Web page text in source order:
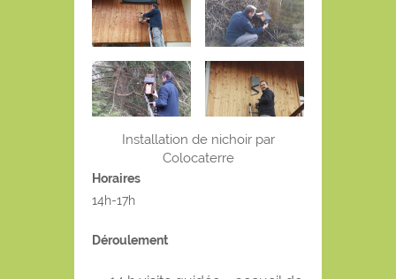
Installation de nichoir par
Colocaterre
Horaires
14h-17h
Déroulement